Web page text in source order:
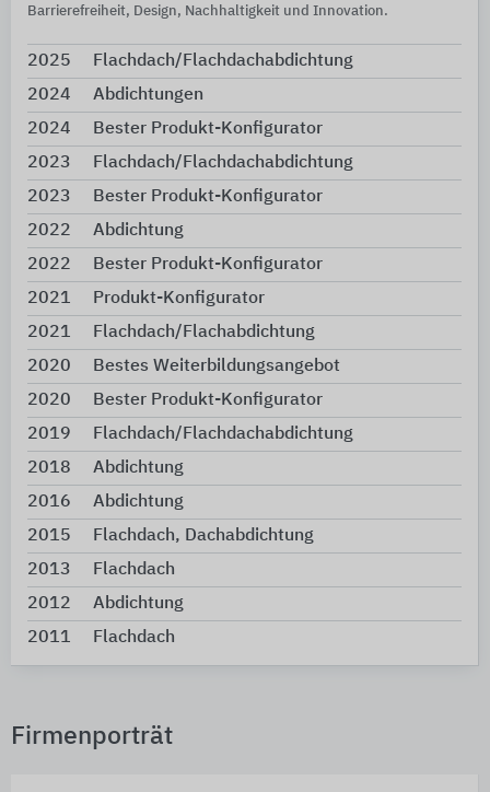
Barrierefreiheit, Design, Nachhaltigkeit und Innovation.
2025
Flachdach/Flachdachabdichtung
2024
Abdichtungen
2024
Bester Produkt-Konfigurator
2023
Flachdach/Flachdachabdichtung
2023
Bester Produkt-Konfigurator
2022
Abdichtung
2022
Bester Produkt-Konfigurator
2021
Produkt-Konfigurator
2021
Flachdach/Flachabdichtung
2020
Bestes Weiterbildungsangebot
2020
Bester Produkt-Konfigurator
2019
Flachdach/Flachdachabdichtung
2018
Abdichtung
2016
Abdichtung
2015
Flachdach, Dachabdichtung
2013
Flachdach
2012
Abdichtung
2011
Flachdach
Firmenporträt